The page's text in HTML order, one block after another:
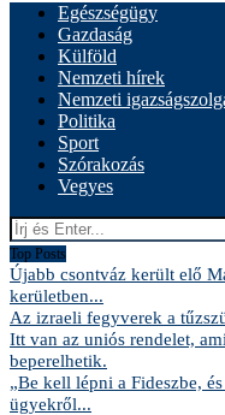
Egészségügy
Gazdaság
Külföld
Nemzeti hírek
Nemzeti
Politika
Sport
Szórakozás
Vegyes
Top Posts
Újabb csontváz került elő
kerületben...
Az izraeli fegyverek a
Itt van az uniós rendelet,
beperelhetik.
„Be kell lépni a Fideszbe,
ügyekről...